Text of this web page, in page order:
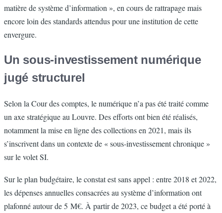
matière de système d’information », en cours de rattrapage mais
encore loin des standards attendus pour une institution de cette
envergure.
Un sous-investissement numérique
jugé structurel
Selon la Cour des comptes, le numérique n’a pas été traité comme
un axe stratégique au Louvre. Des efforts ont bien été réalisés,
notamment la mise en ligne des collections en 2021, mais ils
s’inscrivent dans un contexte de « sous-investissement chronique »
sur le volet SI.
Sur le plan budgétaire, le constat est sans appel : entre 2018 et 2022,
les dépenses annuelles consacrées au système d’information ont
plafonné autour de 5 M€. À partir de 2023, ce budget a été porté à